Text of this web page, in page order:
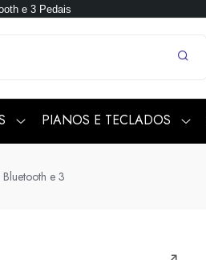
e 3 Pedais
PIANOS E TECLADOS
e 3